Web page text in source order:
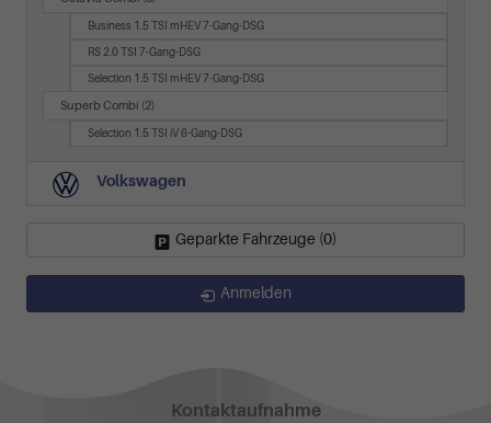
Business 1.5 TSI mHEV 7-Gang-DSG
RS 2.0 TSI 7-Gang-DSG
Selection 1.5 TSI mHEV 7-Gang-DSG
Superb Combi (2)
Selection 1.5 TSI iV 6-Gang-DSG
Volkswagen
Geparkte Fahrzeuge (0)
Anmelden
Kontaktaufnahme